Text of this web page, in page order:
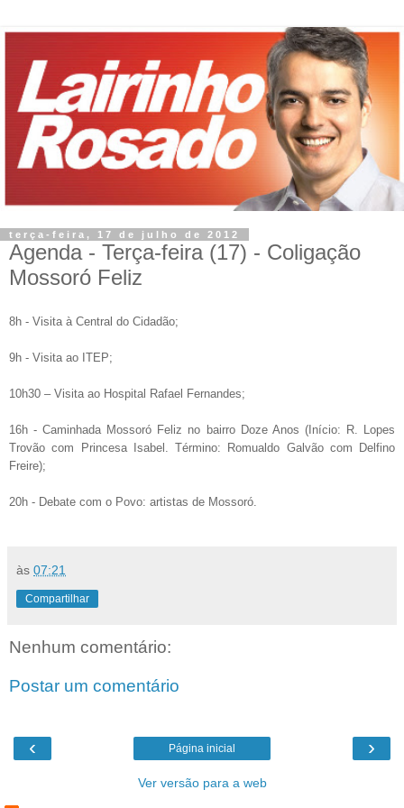
terça-feira, 17 de julho de 2012
Agenda - Terça-feira (17) - Coligação
Mossoró Feliz
8h - Visita à Central do Cidadão;
9h - Visita ao ITEP;
10h30 – Visita ao Hospital Rafael Fernandes;
16h - Caminhada Mossoró Feliz no bairro Doze Anos (Início: R. Lopes
Trovão com Princesa Isabel. Término: Romualdo Galvão com Delfino
Freire);
20h - Debate com o Povo: artistas de Mossoró.
às 07:21
Compartilhar
Nenhum comentário:
Postar um comentário
‹ ›
Página inicial
Ver versão para a web